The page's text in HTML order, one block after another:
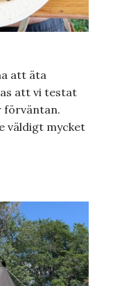
att äta
att vi testat
förväntan.
väldigt mycket